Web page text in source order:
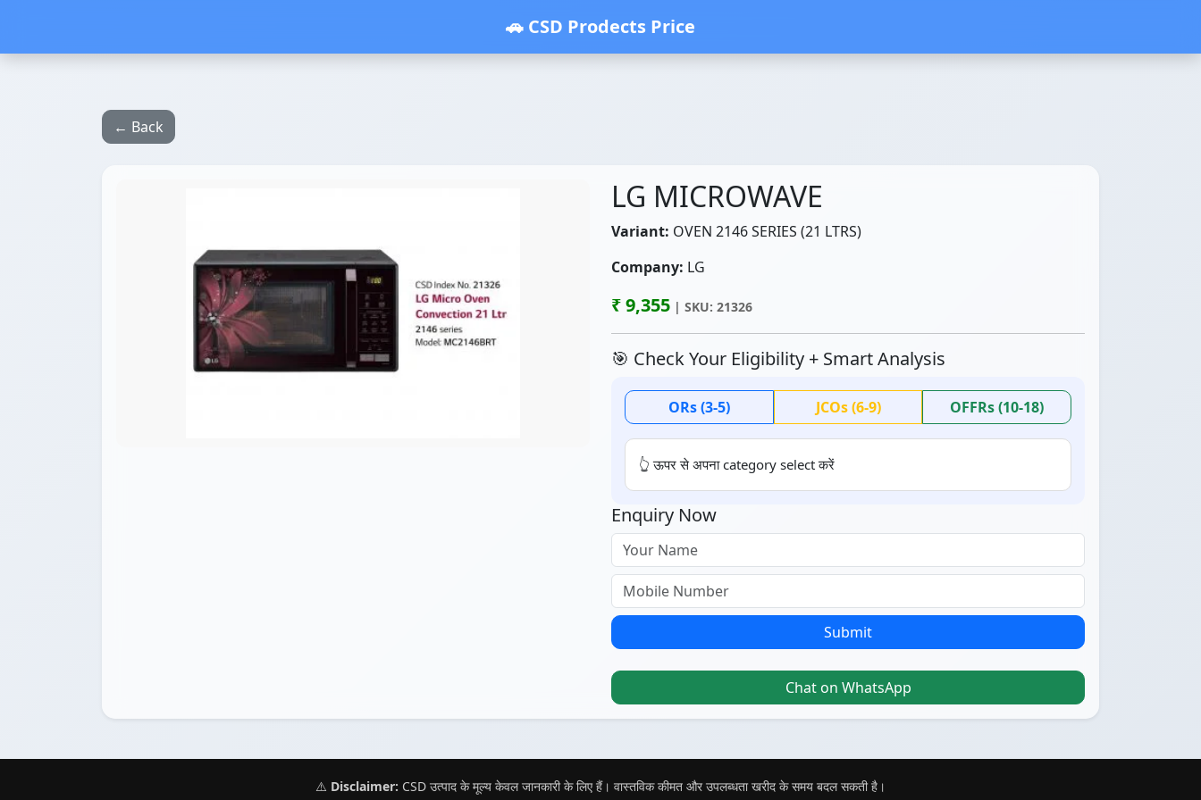
🚗 CSD Prodects Price
← Back
LG MICROWAVE
Variant: OVEN 2146 SERIES (21 LTRS)
Company: LG
₹ 9,355 | SKU: 21326
🎯 Check Your Eligibility + Smart Analysis
ORs (3-5) JCOs (6-9) OFFRs (10-18)
👆 ऊपर से अपना category select करें
Enquiry Now
Submit
Chat on WhatsApp
⚠️ Disclaimer: CSD उत्पाद के मूल्य केवल जानकारी के लिए हैं। वास्तविक कीमत और उपलब्धता खरीद के समय बदल सकती है।